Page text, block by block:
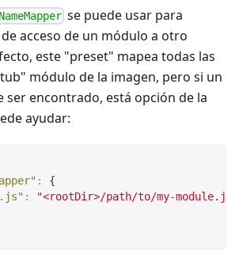
se puede usar para
acceso de un módulo a otro
este "preset" mapea todas las
módulo de la imagen, pero si un
ser encontrado, está opción de la
ayudar:
:
{
:
"<rootDir>/path/to/my-module.js"